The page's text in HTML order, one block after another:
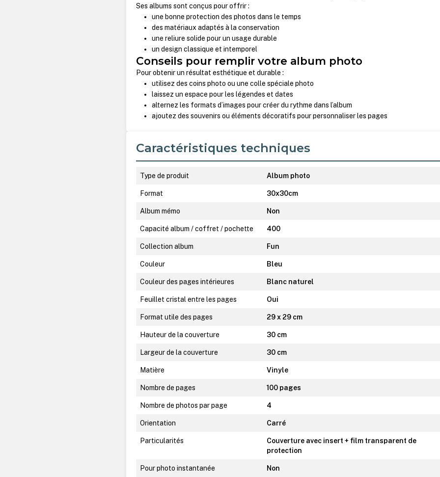
Ses albums sont conçus pour offrir :
une bonne protection des photos dans le temps
des matériaux adaptés à la conservation
une reliure solide pour un usage durable
un design classique et intemporel
Conseils pour remplir votre album photo
Pour obtenir un résultat esthétique et durable :
utilisez des coins photo ou une colle spéciale photo
laissez un espace pour les légendes et dates
alternez les formats d’images pour créer du rythme dans l’album
ajoutez des souvenirs ou éléments décoratifs pour personnaliser les pages
Caractéristiques techniques
Type de produit Album photo
Format 30x30cm
Album mémo Non
Capacité album / coffret / pochette 400
Collection album Fun
Couleur Bleu
Couleur des pages intérieures Blanc naturel
Feuillet cristal entre les pages Oui
Format utile des pages 29 x 29 cm
Hauteur de la couverture 30 cm
Largeur de la couverture 30 cm
Matière Vinyle
Nombre de pages 100 pages
Nombre de photos par page 4
Orientation Carré
Particularités
Couverture avec insert + film transparent de
protection
Pour photo instantanée Non